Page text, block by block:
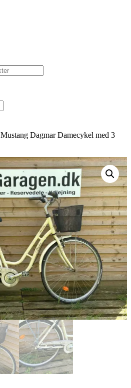
Mustang Dagmar Damecykel med 3